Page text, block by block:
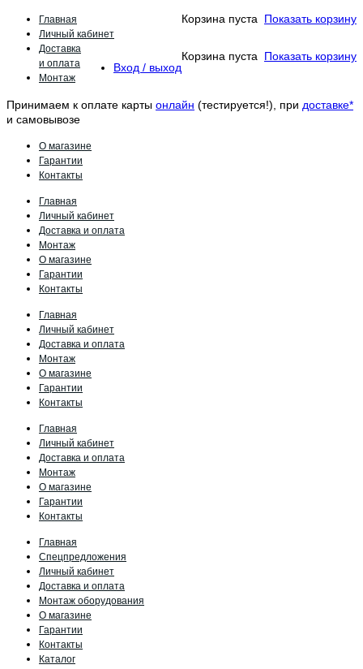
Корзина пуста Показать корзину
Корзина пуста
Показать корзину
Вход / выход
Принимаем к оплате карты онлайн (тестируется!), при доставке*
и самовывозе
Главная
Личный кабинет
Доставка
и оплата
Монтаж
О магазине
Гарантии
Контакты
Главная
Личный кабинет
Доставка и оплата
Монтаж
О магазине
Гарантии
Контакты
Главная
Личный кабинет
Доставка и оплата
Монтаж
О магазине
Гарантии
Контакты
Главная
Личный кабинет
Доставка и оплата
Монтаж
О магазине
Гарантии
Контакты
Главная
Спецпредложения
Личный кабинет
Доставка и оплата
Монтаж оборудования
О магазине
Гарантии
Контакты
Каталог